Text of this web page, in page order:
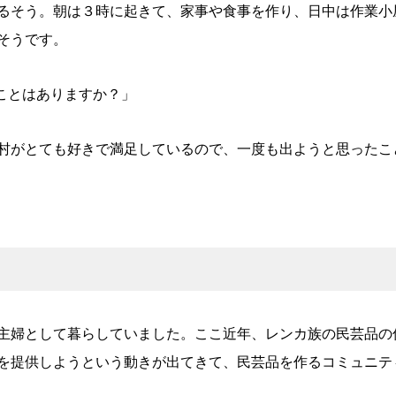
そう。朝は３時に起きて、家事や食事を作り、日中は作業小
です。
はありますか？」
がとても好きで満足しているので、一度も出ようと思ったこ
婦として暮らしていました。ここ近年、レンカ族の民芸品の
提供しようという動きが出てきて、民芸品を作るコミュニテ